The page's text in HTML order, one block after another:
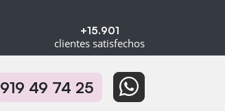
+15.901
clientes satisfechos
919 49 74 25